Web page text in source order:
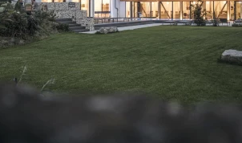
Veranstaltungen
Buchung & Service
Shop Rheinhessen-Blog Karte